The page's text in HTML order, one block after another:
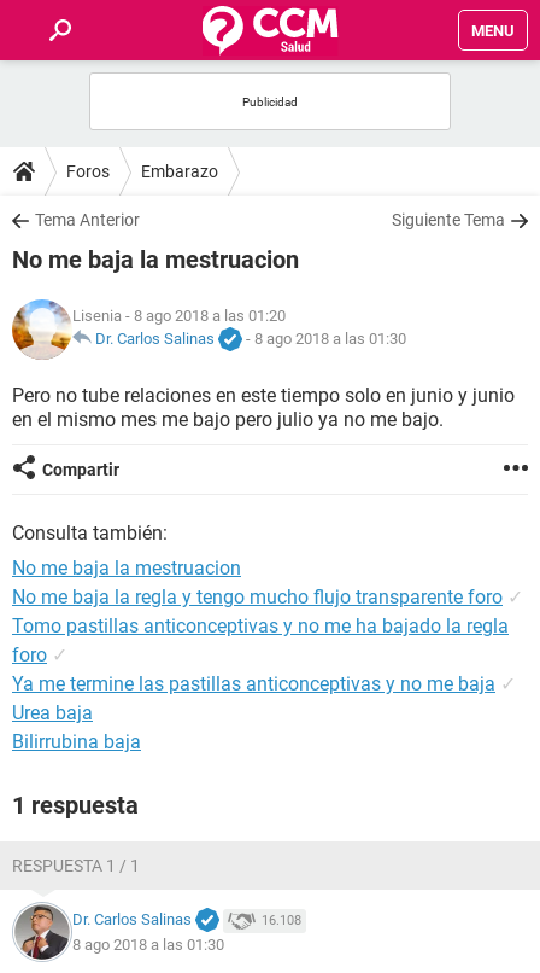
MENU
FOROS
SALUD
NUTRICIÓN
BIENESTAR
SEXUALIDAD
GLOSARIO
Foros Embarazo
Tema Anterior Siguiente Tema
No me baja la mestruacion
Lisenia - 8 ago 2018 a las 01:20
Dr. Carlos Salinas
- 8 ago 2018 a las 01:30
Pero no tube relaciones en este tiempo solo en junio y junio
en el mismo mes me bajo pero julio ya no me bajo.
Compartir
Consulta también:
No me baja la mestruacion
No me baja la regla y tengo mucho flujo transparente foro ✓
Tomo pastillas anticonceptivas y no me ha bajado la regla
foro ✓
Ya me termine las pastillas anticonceptivas y no me baja ✓
Urea baja
Bilirrubina baja
1 respuesta
RESPUESTA 1 / 1
Dr. Carlos Salinas 16.108
8 ago 2018 a las 01:30